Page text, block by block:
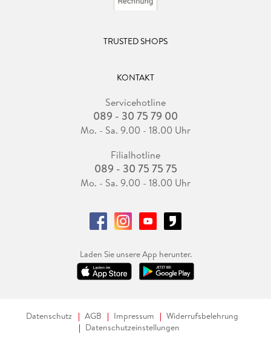
TRUSTED SHOPS
KONTAKT
Servicehotline
089 - 30 75 79 00
Mo. - Sa. 9.00 - 18.00 Uhr
Filialhotline
089 - 30 75 75 75
Mo. - Sa. 9.00 - 18.00 Uhr
Laden Sie unsere App herunter.
Datenschutz AGB Impressum
Widerrufsbelehrung
Datenschutzeinstellungen